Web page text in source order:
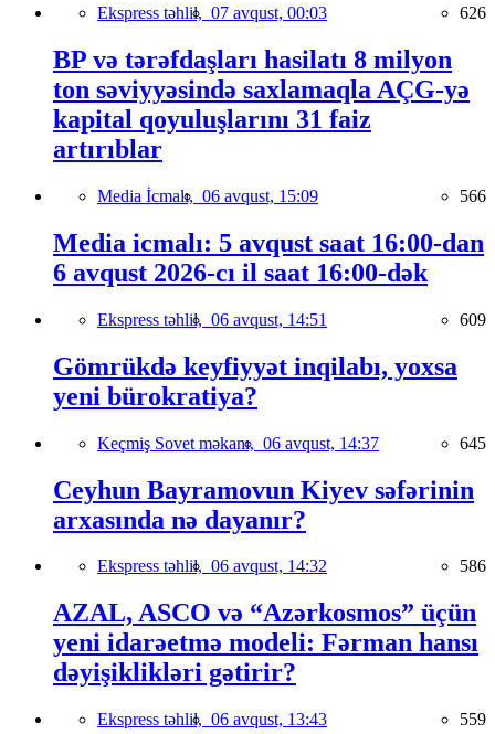
Ekspress təhlil, 07 avqust, 00:03 626
BP və tərəfdaşları hasilatı 8 milyon
ton səviyyəsində saxlamaqla AÇG-yə
kapital qoyuluşlarını 31 faiz
artırıblar
Media İcmalı, 06 avqust, 15:09 566
Media icmalı: 5 avqust saat 16:00-dan
6 avqust 2026-cı il saat 16:00-dək
Ekspress təhlil, 06 avqust, 14:51 609
Gömrükdə keyfiyyət inqilabı, yoxsa
yeni bürokratiya?
Keçmiş Sovet məkanı, 06 avqust, 14:37 645
Ceyhun Bayramovun Kiyev səfərinin
arxasında nə dayanır?
Ekspress təhlil, 06 avqust, 14:32 586
AZAL, ASCO və “Azərkosmos” üçün
yeni idarəetmə modeli: Fərman hansı
dəyişiklikləri gətirir?
Ekspress təhlil, 06 avqust, 13:43 559